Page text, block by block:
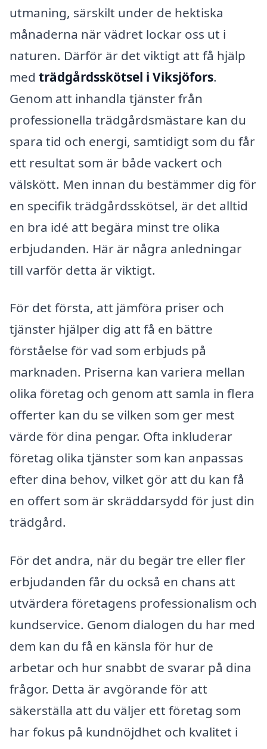
utmaning, särskilt under de hektiska
månaderna när vädret lockar oss ut i
naturen. Därför är det viktigt att få hjälp
med trädgårdsskötsel i Viksjöfors.
Genom att inhandla tjänster från
professionella trädgårdsmästare kan du
spara tid och energi, samtidigt som du får
ett resultat som är både vackert och
välskött. Men innan du bestämmer dig för
en specifik trädgårdsskötsel, är det alltid
en bra idé att begära minst tre olika
erbjudanden. Här är några anledningar
till varför detta är viktigt.
För det första, att jämföra priser och
tjänster hjälper dig att få en bättre
förståelse för vad som erbjuds på
marknaden. Priserna kan variera mellan
olika företag och genom att samla in flera
offerter kan du se vilken som ger mest
värde för dina pengar. Ofta inkluderar
företag olika tjänster som kan anpassas
efter dina behov, vilket gör att du kan få
en offert som är skräddarsydd för just din
trädgård.
För det andra, när du begär tre eller fler
erbjudanden får du också en chans att
utvärdera företagens professionalism och
kundservice. Genom dialogen du har med
dem kan du få en känsla för hur de
arbetar och hur snabbt de svarar på dina
frågor. Detta är avgörande för att
säkerställa att du väljer ett företag som
har fokus på kundnöjdhet och kvalitet i